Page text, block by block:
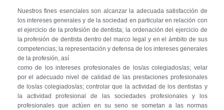
Nuestros fines esenciales son alcanzar la adecuada satisfacción de
los intereses generales y de la sociedad en particular en relación con
el ejercicio de la profesión de dentista; la ordenación del ejercicio de
la profesión de dentista dentro del marco legal y en el ámbito de sus
competencias; la representación y defensa de los intereses generales
de la profesión, así
como de los intereses profesionales de los/as colegiados/as; velar
por el adecuado nivel de calidad de las prestaciones profesionales
de los/as colegiados/as; controlar que la actividad de los dentistas y
la actividad profesional de las sociedades profesionales y los
profesionales que actúen en su seno se sometan a las normas